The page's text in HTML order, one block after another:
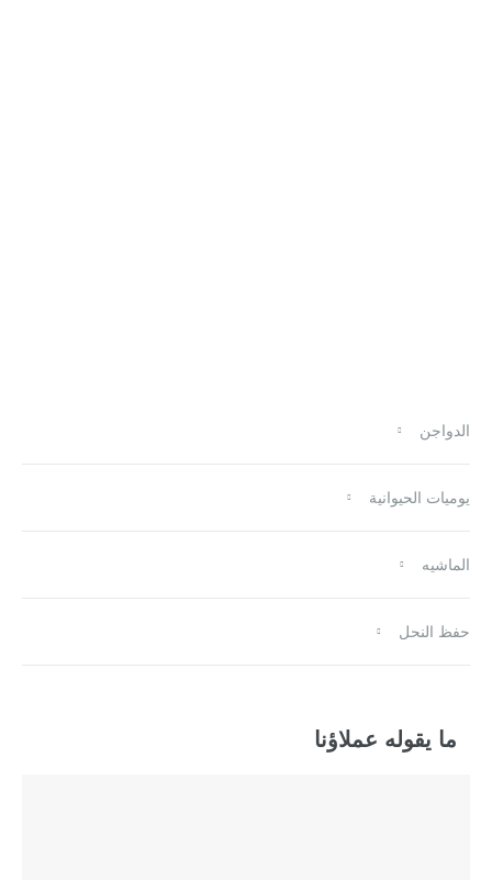
الدواجن
يوميات الحيوانية
الماشيه
حفظ النحل
ما يقوله عملاؤنا
Password